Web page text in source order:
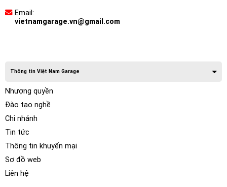
Email:
vietnamgarage.vn@gmail.com
Thông tin Việt Nam Garage
Nhượng quyền
Đào tạo nghề
Chi nhánh
Tin tức
Thông tin khuyến mại
Sơ đồ web
Liên hệ